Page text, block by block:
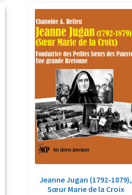
Jeanne Jugan (1792-1879),
Sœur Marie de la Croix